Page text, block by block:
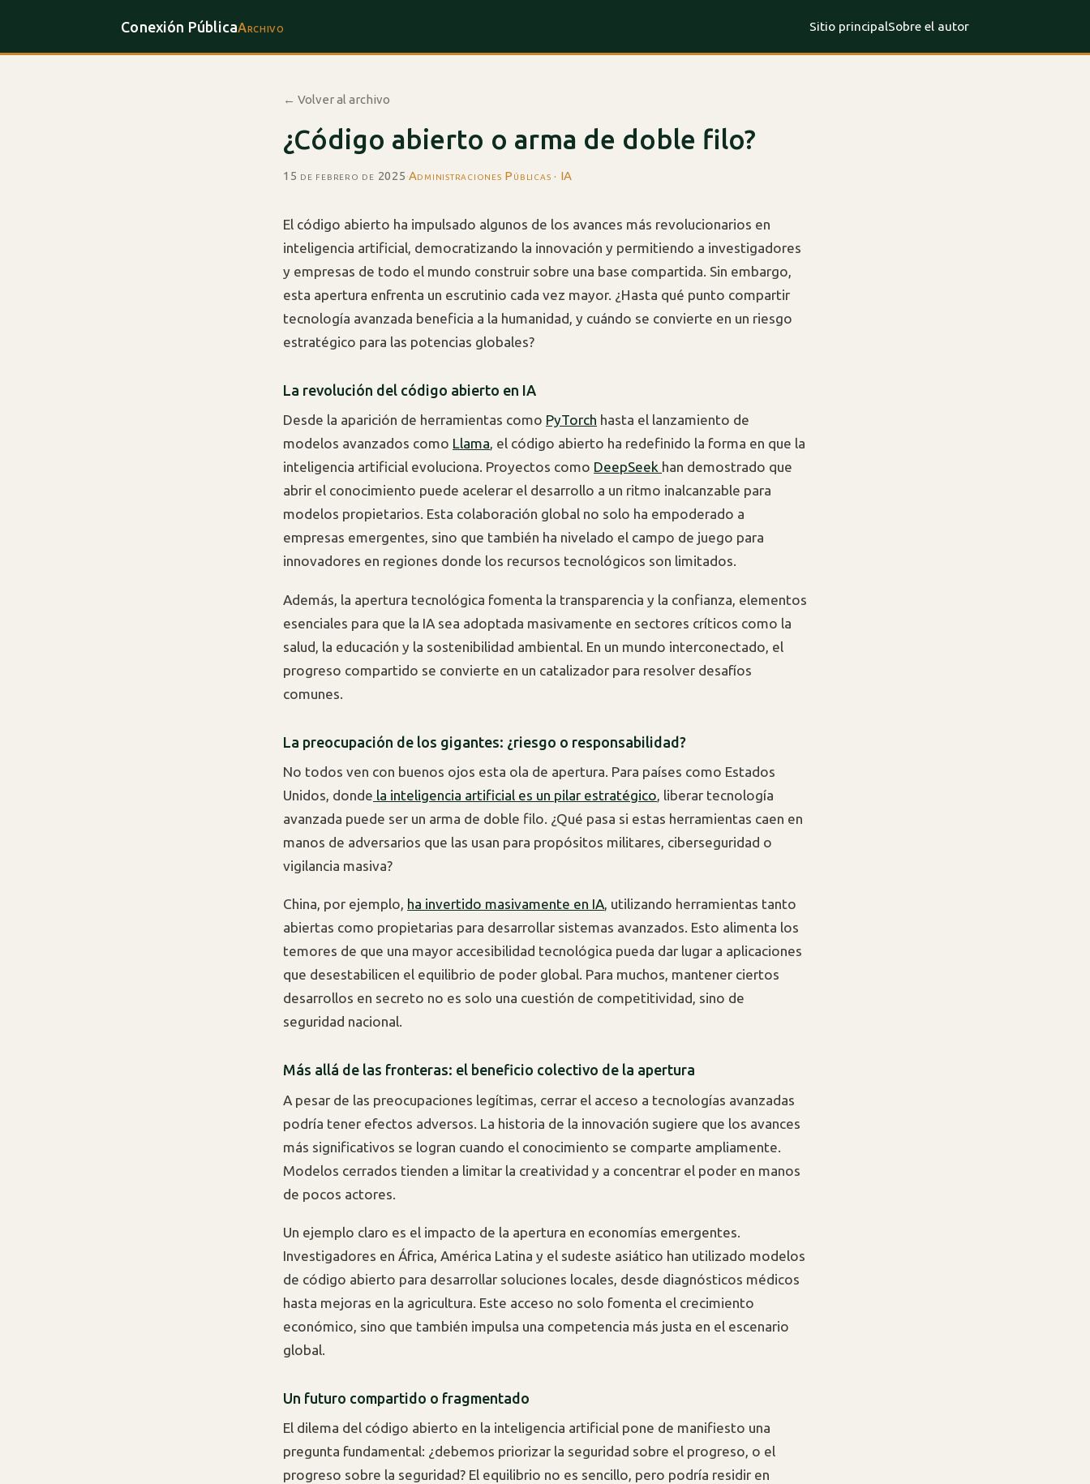
Conexión PúblicaArchivo Sitio principalSobre el autor
← Volver al archivo
¿Código abierto o arma de doble filo?
15 de febrero de 2025·Administraciones Públicas · IA
El código abierto ha impulsado algunos de los avances más revolucionarios en
inteligencia artificial, democratizando la innovación y permitiendo a investigadores
y empresas de todo el mundo construir sobre una base compartida. Sin embargo,
esta apertura enfrenta un escrutinio cada vez mayor. ¿Hasta qué punto compartir
tecnología avanzada beneficia a la humanidad, y cuándo se convierte en un riesgo
estratégico para las potencias globales?
La revolución del código abierto en IA
Desde la aparición de herramientas como PyTorch hasta el lanzamiento de
modelos avanzados como Llama, el código abierto ha redefinido la forma en que la
inteligencia artificial evoluciona. Proyectos como DeepSeek han demostrado que
abrir el conocimiento puede acelerar el desarrollo a un ritmo inalcanzable para
modelos propietarios. Esta colaboración global no solo ha empoderado a
empresas emergentes, sino que también ha nivelado el campo de juego para
innovadores en regiones donde los recursos tecnológicos son limitados.
Además, la apertura tecnológica fomenta la transparencia y la confianza, elementos
esenciales para que la IA sea adoptada masivamente en sectores críticos como la
salud, la educación y la sostenibilidad ambiental. En un mundo interconectado, el
progreso compartido se convierte en un catalizador para resolver desafíos
comunes.
La preocupación de los gigantes: ¿riesgo o responsabilidad?
No todos ven con buenos ojos esta ola de apertura. Para países como Estados
Unidos, donde la inteligencia artificial es un pilar estratégico , liberar tecnología
avanzada puede ser un arma de doble filo. ¿Qué pasa si estas herramientas caen en
manos de adversarios que las usan para propósitos militares, ciberseguridad o
vigilancia masiva?
China, por ejemplo, ha invertido masivamente en IA, utilizando herramientas tanto
abiertas como propietarias para desarrollar sistemas avanzados. Esto alimenta los
temores de que una mayor accesibilidad tecnológica pueda dar lugar a aplicaciones
que desestabilicen el equilibrio de poder global. Para muchos, mantener ciertos
desarrollos en secreto no es solo una cuestión de competitividad, sino de
seguridad nacional.
Más allá de las fronteras: el beneficio colectivo de la apertura
A pesar de las preocupaciones legítimas, cerrar el acceso a tecnologías avanzadas
podría tener efectos adversos. La historia de la innovación sugiere que los avances
más significativos se logran cuando el conocimiento se comparte ampliamente.
Modelos cerrados tienden a limitar la creatividad y a concentrar el poder en manos
de pocos actores.
Un ejemplo claro es el impacto de la apertura en economías emergentes.
Investigadores en África, América Latina y el sudeste asiático han utilizado modelos
de código abierto para desarrollar soluciones locales, desde diagnósticos médicos
hasta mejoras en la agricultura. Este acceso no solo fomenta el crecimiento
económico, sino que también impulsa una competencia más justa en el escenario
global.
Un futuro compartido o fragmentado
El dilema del código abierto en la inteligencia artificial pone de manifiesto una
pregunta fundamental: ¿debemos priorizar la seguridad sobre el progreso, o el
progreso sobre la seguridad? El equilibrio no es sencillo, pero podría residir en